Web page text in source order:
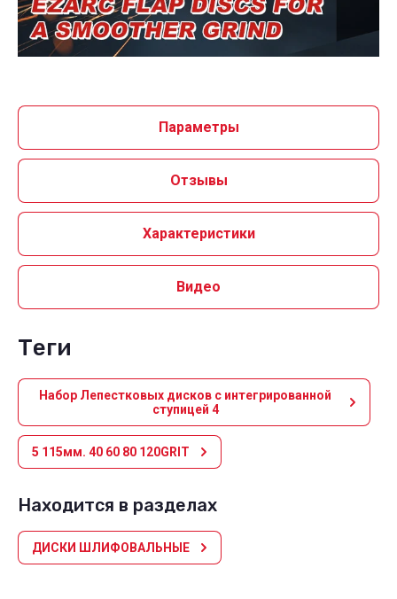
Параметры
Отзывы
Характеристики
Видео
теги
Набор Лепестковых дисков с интегрированной
ступицей 4
5 115мм. 40 60 80 120GRIT
Находится в разделах
ДИСКИ ШЛИФОВАЛЬНЫЕ